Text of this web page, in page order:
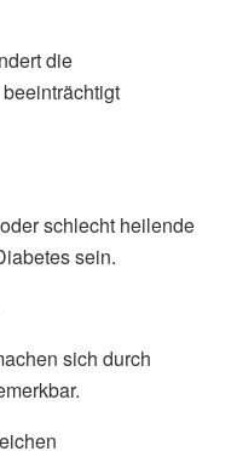
die
schlecht heilende
sein.
sich durch